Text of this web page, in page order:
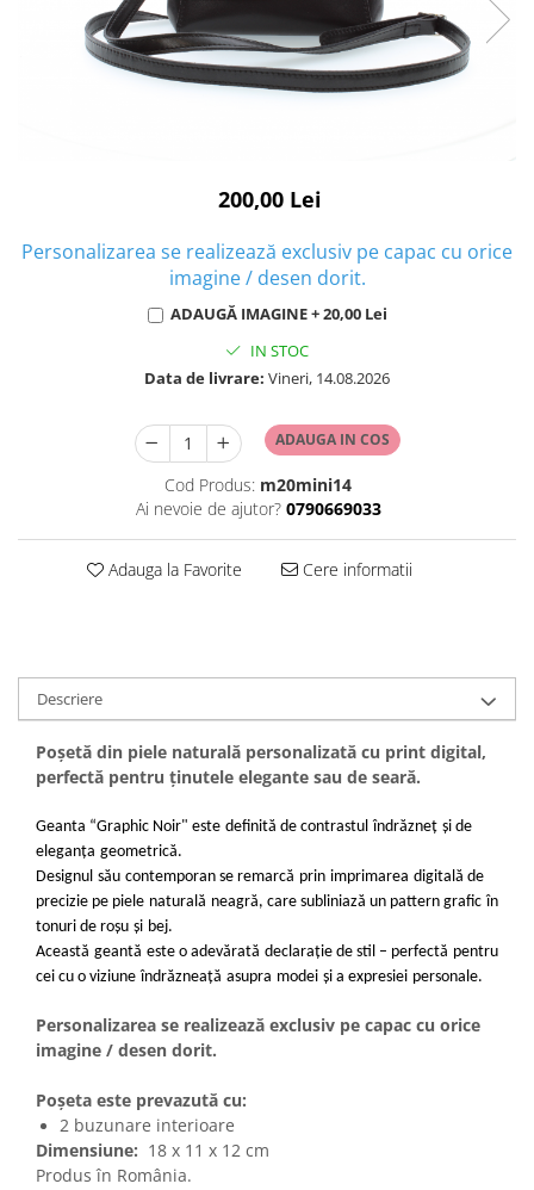
200,00 Lei
Personalizarea se realizează exclusiv pe capac cu orice
imagine / desen dorit.
ADAUGĂ IMAGINE + 20,00 Lei
IN STOC
Data de livrare: Vineri, 14.08.2026
ADAUGA IN COS
Cod Produs: m20mini14
Ai nevoie de ajutor? 0790669033
Adauga la Favorite Cere informatii
Descriere
Poșetă din piele naturală personalizată cu print digital,
perfectă pentru ținutele elegante sau de seară.
Geanta “Graphic Noir" este definită de contrastul îndrăzneț și de
eleganța geometrică.
Designul său contemporan se remarcă prin imprimarea digitală de
precizie pe piele naturală neagră, care subliniază un pattern grafic în
tonuri de roșu și bej.
Această geantă este o adevărată declarație de stil – perfectă pentru
cei cu o viziune îndrăzneață asupra modei și a expresiei personale.
Personalizarea se realizează exclusiv pe capac cu orice
imagine / desen dorit.
Poșeta este prevazută cu:
2 buzunare interioare
Dimensiune: 18 x 11 x 12 cm
Produs în România.